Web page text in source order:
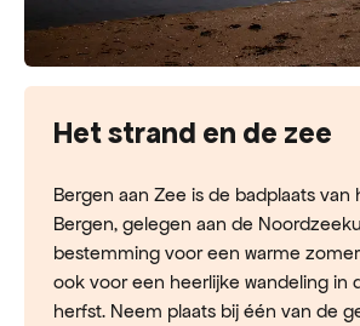
Het strand en de zee
Bergen aan Zee is de badplaats van
Bergen, gelegen aan de
bestemming voor een warme
ook voor een heerlijke wandeling in
herfst. Neem plaats bij één van de